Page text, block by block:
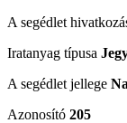
A segédlet
Iratanyag típusa
A segédlet jellege
Azonosító 205